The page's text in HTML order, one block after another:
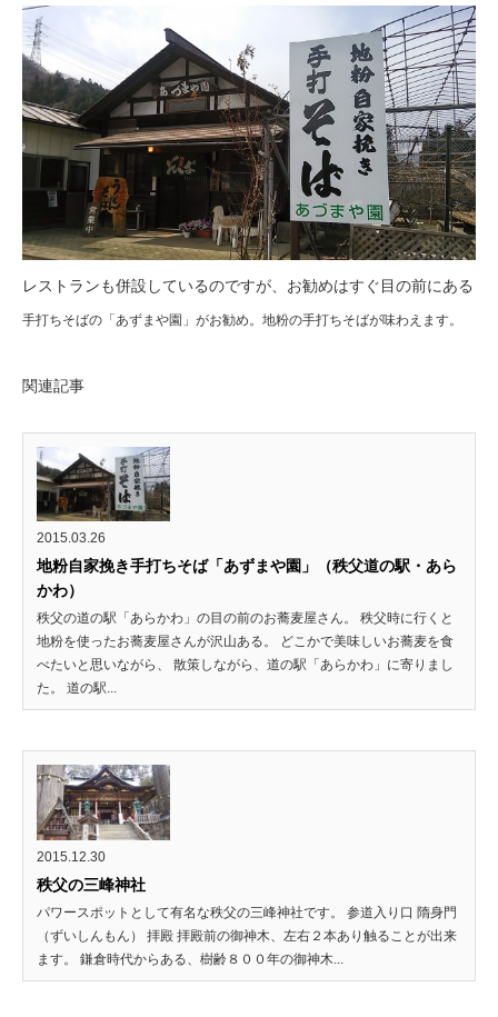
レストランも併設しているのですが、お勧めはすぐ目の前にある
手打ちそばの「あずまや園」がお勧め。地粉の手打ちそばが味わえます。
関連記事
2015.03.26
地粉自家挽き手打ちそば「あずまや園」（秩父道の駅・あら
かわ）
秩父の道の駅「あらかわ」の目の前のお蕎麦屋さん。 秩父時に行くと
地粉を使ったお蕎麦屋さんが沢山ある。 どこかで美味しいお蕎麦を食
べたいと思いながら、 散策しながら、道の駅「あらかわ」に寄りまし
た。 道の駅...
2015.12.30
秩父の三峰神社
パワースポットとして有名な秩父の三峰神社です。 参道入り口 隋身門
（ずいしんもん） 拝殿 拝殿前の御神木、左右２本あり触ることが出来
ます。 鎌倉時代からある、樹齢８００年の御神木...